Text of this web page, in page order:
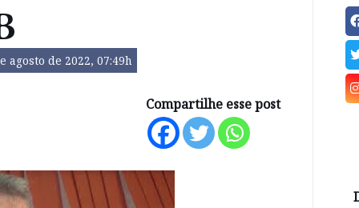
agosto de 2022, 07:49h
Compartilhe esse post